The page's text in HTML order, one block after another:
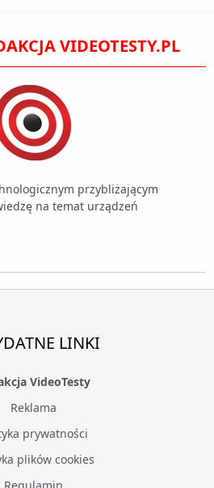
VIDEOTESTY.PL
przybliżającym
na temat urządzeń
LINKI
VideoTesty
Reklama
prywatności
plików cookies